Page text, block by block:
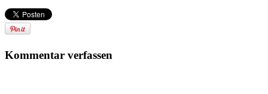
Kommentar verfassen